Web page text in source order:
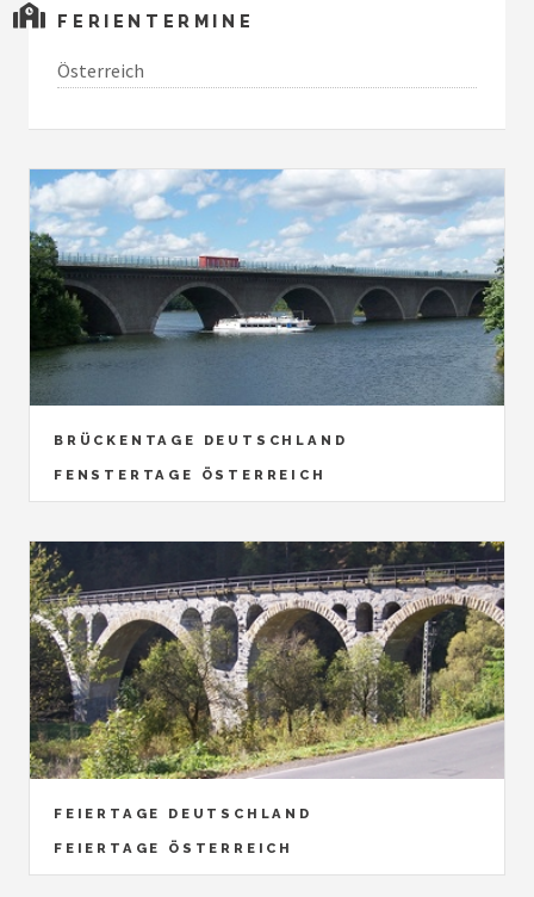
FERIENTERMINE
Österreich
BRÜCKENTAGE DEUTSCHLAND
FENSTERTAGE ÖSTERREICH
FEIERTAGE DEUTSCHLAND
FEIERTAGE ÖSTERREICH